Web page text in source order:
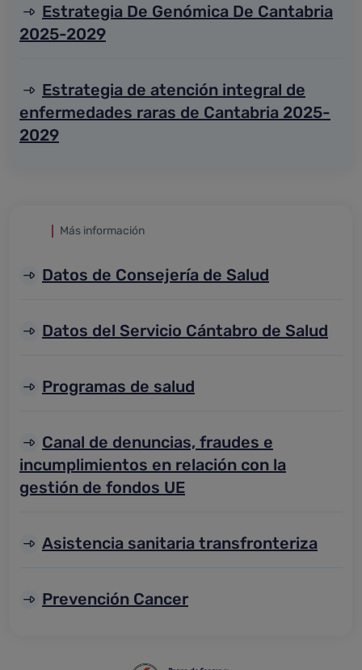
Estrategia De Genómica De Cantabria
2025-2029
Estrategia de atención integral de
enfermedades raras de Cantabria 2025-
2029
Más información
Datos de Consejería de Salud
Datos del Servicio Cántabro de Salud
Programas de salud
Canal de denuncias, fraudes e
incumplimientos en relación con la
gestión de fondos UE
Asistencia sanitaria transfronteriza
Prevención Cancer